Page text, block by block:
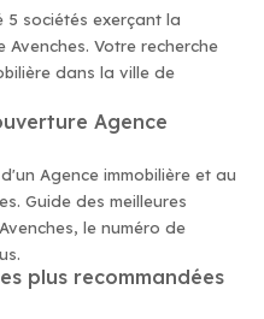
5 sociétés exerçant la
Avenches. Votre recherche
dans la ville de
Agence
Agence immobilière et au
Guide des meilleures
le numéro de
plus recommandées